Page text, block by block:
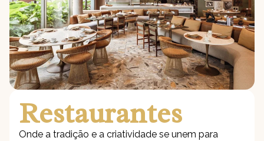
Restaurantes
Onde a tradição e a criatividade se unem para